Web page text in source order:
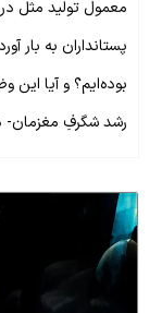
معمول تولید مثل
پستانداران به بار
بوده‌ایم؟ و آیا این
رشد شگرفِ مغزمان-